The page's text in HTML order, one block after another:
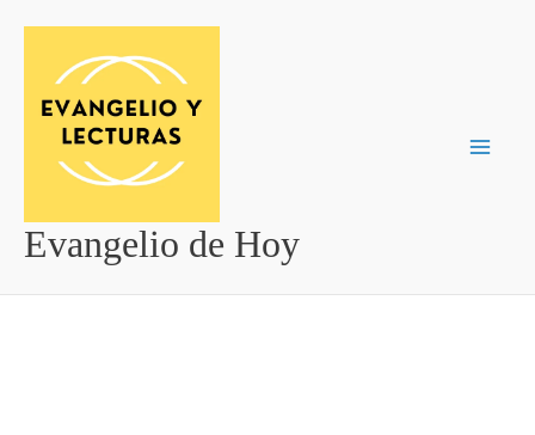
contenido
Evangelio de Hoy